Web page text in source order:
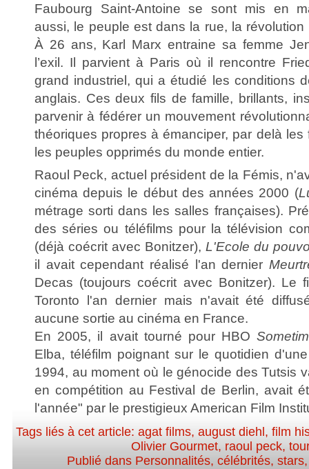
Faubourg Saint-Antoine se sont mis en
aussi, le peuple est dans la rue, la révolution
À 26 ans, Karl Marx entraine sa femme
l’exil. Il parvient à Paris où il rencontre
grand industriel, qui a étudié les conditions
anglais. Ces deux fils de famille, brillants,
parvenir à fédérer un mouvement
théoriques propres à émanciper, par delà les
les peuples opprimés du monde entier.
Raoul Peck, actuel président de la Fémis,
cinéma depuis le début des années 2000 (
métrage sorti dans les salles françaises).
des séries ou téléfilms pour la télévision
(déjà coécrit avec Bonitzer), L'Ecole du
il avait cependant réalisé l'an dernier
Decas (toujours coécrit avec Bonitzer). Le
Toronto l'an dernier mais n'avait été
aucune sortie au cinéma en France.
En 2005, il avait tourné pour HBO
Elba, téléfilm poignant sur le quotidien
1994, au moment où le génocide des Tutsis
en compétition au Festival de Berlin, avait
l'année" par le prestigieux American Film
Tags liés à cet article:agat films,august diehl ,film
Olivier Gourmet, raoul peck,
Publié dans Personnalités, célébrités, stars